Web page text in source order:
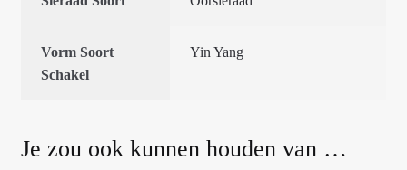
Vorm Soort
Schakel
Yin Yang
Je zou ook kunnen houden van …